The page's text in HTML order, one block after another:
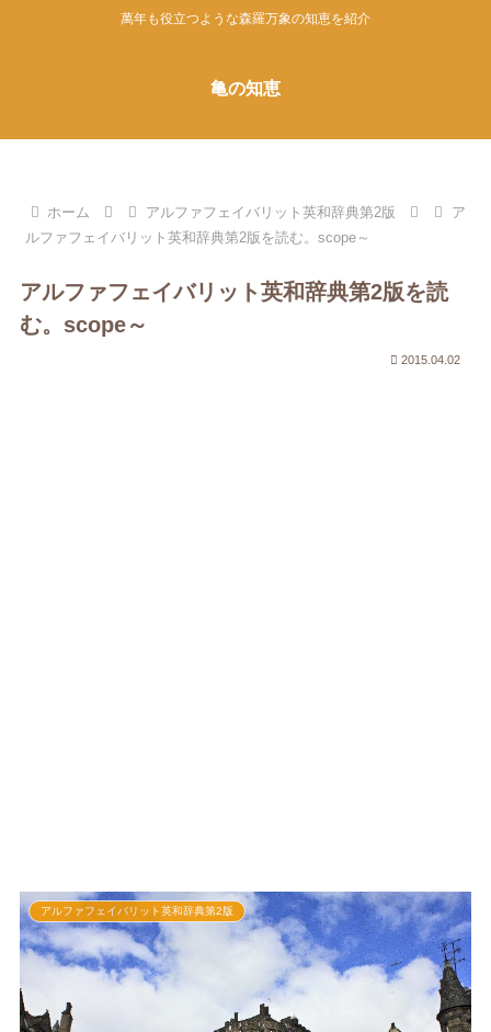
萬年も役立つような森羅万象の知恵を紹介
亀の知恵
ホーム アルファフェイバリット英和辞典第2版
ア
ルファフェイバリット英和辞典第2版を読む。scope～
アルファフェイバリット英和辞典第2版を読
む。scope～
2015.04.02
アルファフェイバリット英和辞典第2版